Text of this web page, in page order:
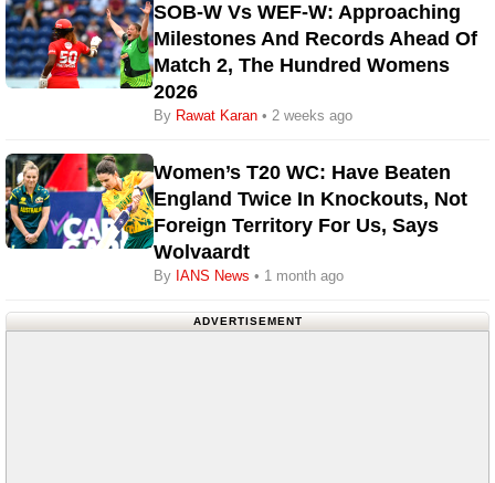
SOB-W Vs WEF-W: Approaching
Milestones And Records Ahead Of
Match 2, The Hundred Womens
2026
By Rawat Karan • 2 weeks ago
Women’s T20 WC: Have Beaten
England Twice In Knockouts, Not
Foreign Territory For Us, Says
Wolvaardt
By IANS News • 1 month ago
ADVERTISEMENT